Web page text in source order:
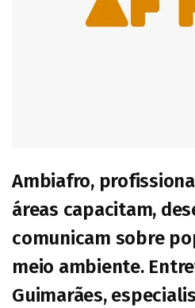
Ambiafro,
áreas capacitam,
comunicam sobre
meio ambiente.
Guimarães,